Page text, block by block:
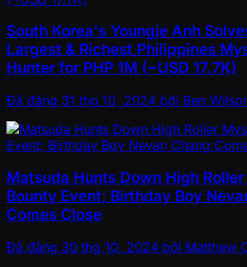
South Korea's Youngje Anh
Largest & Richest Philippines
Hunter for PHP 1M (~USD 17.7K)
Đã đăng 31 thg 10, 2024 bởi Ben
Matsuda Hunts Down High
Bounty Event; Birthday Boy
Comes Close
Đã đăng 30 thg 10, 2024 bởi Matthew